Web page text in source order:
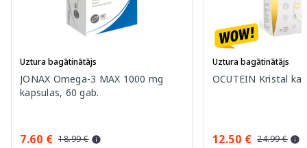
Uztura bagātinātājs
JONAX Omega-3 MAX 1000 mg
kapsulas, 60 gab.
7.60 € 18.99 €
Uztura bagātinātājs
OCUTEIN Kristal
12.50 € 24.99 €